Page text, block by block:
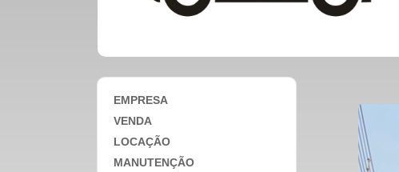
EMPRESA
VENDA
LOCAÇÃO
MANUTENÇÃO